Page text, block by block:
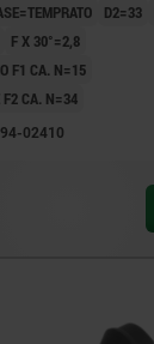
D2=33
F X 30°=2,8
F1 CA. N=15
F2 CA. N=34
02410